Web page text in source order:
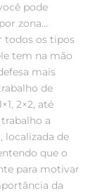
pode
zona…
todos os tipos
tem na mão
mais
de
2×2, até
a
localizada de
que o
para motivar
da